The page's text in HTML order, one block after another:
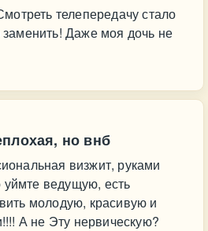
телепередачу стало
Даже моя дочь не
но внб
визжит, руками
уймте ведущую, есть
молодую, красивую и
А не Эту нервическую?